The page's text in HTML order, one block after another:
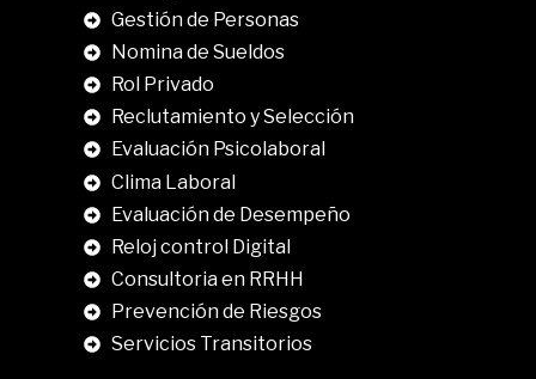
Gestión de Personas
Nomina de Sueldos
Rol Privado
Reclutamiento y Selección
Evaluación Psicolaboral
Clima Laboral
Evaluación de Desempeño
Reloj control Digital
Consultoria en RRHH
Prevención de Riesgos
Servicios Transitorios